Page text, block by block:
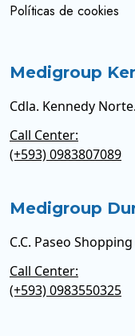
Políticas de cookies
Medigroup
Cdla. Kennedy
Call Center:
(+593) 0983807089
Medigroup
C.C. Paseo
Call Center:
(+593) 0983550325